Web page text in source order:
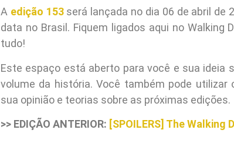
A edição 153será lançada no dia 06 de abril de
data no Brasil. Fiquem ligados aqui no Walking
tudo!
Este espaço está aberto para você e sua ideia
volume da história. Você também pode utilizar
sua opinião e teorias sobre as próximas edições.
>> EDIÇÃO ANTERIOR: [SPOILERS] The Walking